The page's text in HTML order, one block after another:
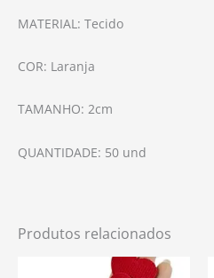
MATERIAL: Tecido
COR: Laranja
TAMANHO: 2cm
QUANTIDADE: 50 und
Produtos relacionados